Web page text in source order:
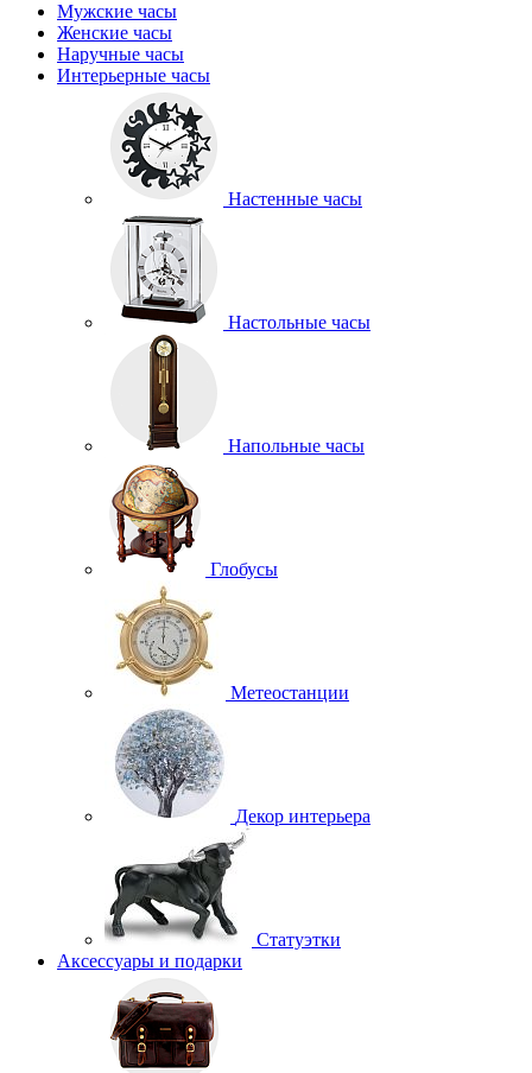
Мужские часы
Женские часы
Наручные часы
Интерьерные часы
Настенные часы
Настольные часы
Напольные часы
Глобусы
Метеостанции
Декор интерьера
Статуэтки
Аксессуары и подарки